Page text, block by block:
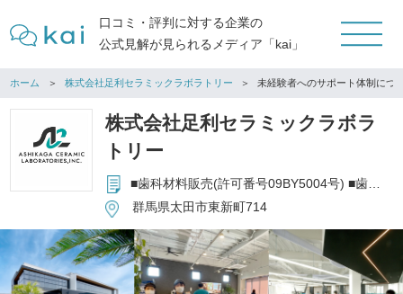
口コミ・評判に対する企業の
公式見解が見られるメディア「kai」
ホーム 株式会社足利セラミックラボラトリー 未経験者へのサポート体制につ
株式会社足利セラミックラボラ
トリー
■歯科材料販売(許可番号09BY5004号) ■歯科技工業全般
群馬県太田市東新町714